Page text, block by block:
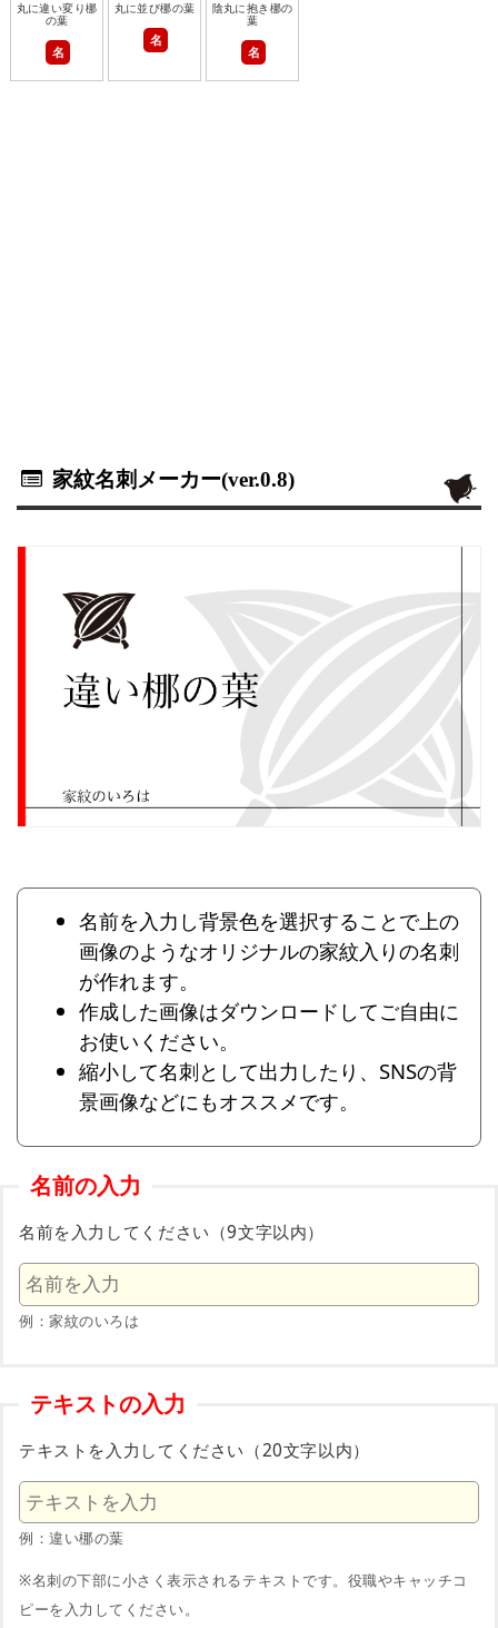
丸に違い変り梛
の葉
名
丸に並び梛の葉
名
陰丸に抱き梛の
葉
名
家紋名刺メーカー(ver.0.8)
名前を入力し背景色を選択することで上の
画像のようなオリジナルの家紋入りの名刺
が作れます。
作成した画像はダウンロードしてご自由に
お使いください。
縮小して名刺として出力したり、SNSの背
景画像などにもオススメです。
名前の入力
名前を入力してください（9文字以内）
例：家紋のいろは
テキストの入力
テキストを入力してください（20文字以内）
例：違い梛の葉
※名刺の下部に小さく表示されるテキストです。役職やキャッチコ
ピーを入力してください。